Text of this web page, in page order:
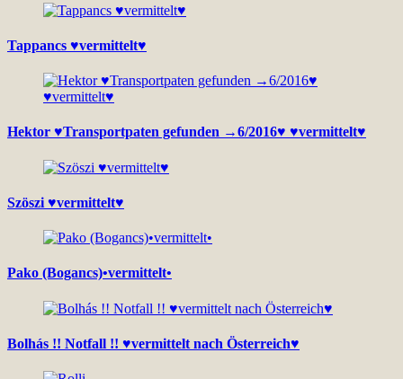
Tappancs ♥vermittelt♥
Hektor ♥Transportpaten gefunden →6/2016♥ ♥vermittelt♥
Szöszi ♥vermittelt♥
Pako (Bogancs)•vermittelt•
Bolhás !! Notfall !! ♥vermittelt nach Österreich♥